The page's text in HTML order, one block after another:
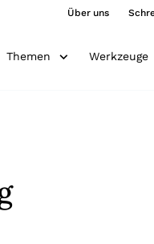
Über uns
Themen Werkzeuge